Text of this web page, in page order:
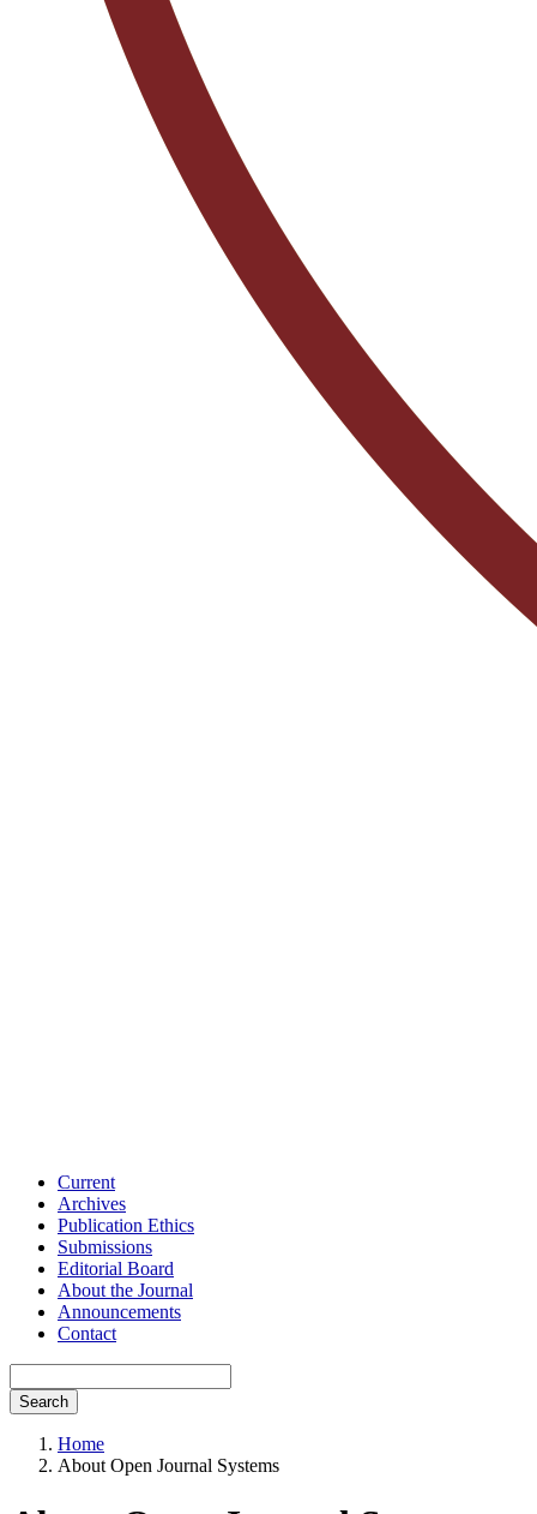
Current
Archives
Publication Ethics
Submissions
Editorial Board
About the Journal
Announcements
Contact
Search
Home
About Open Journal Systems